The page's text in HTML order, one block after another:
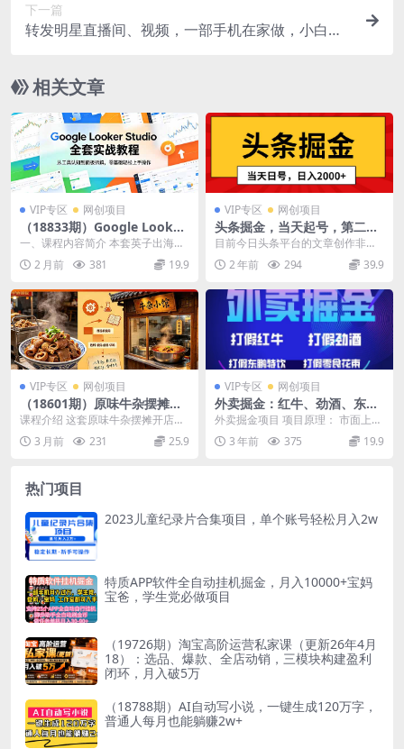
下一篇
转发明星直播间、视频，一部手机在家做，小白一
相关文章
VIP专区 网创项目
（18833期）Google Looker
Studio 全套实战教程，从工
具认知到面板拆解，零基础轻
松上手操作
一、课程内容简介 本套英子出海Go
ogle Looker Studio教程，由浅...
2 月前 381 19.9
VIP专区 网创项目
头条掘金，当天起号，第二天
见收益，日入2000+
目前今日头条平台的文章创作非常
的好做，基本普通人都能拿到一个
很好的收益，大家跟上...
2 年前 294 39.9
VIP专区 网创项目
（18601期）原味牛杂摆摊开
店全套攻略：21节技术流课程
拆解，手把手还原爆火配方
课程介绍 这套原味牛杂摆摊开店攻
略全套课堪称牛杂创业领域的”百科
全书式”教程，系...
3 月前 231 25.9
VIP专区 网创项目
外卖掘金：红牛、劲酒、东鹏
特饮、零食花束，一单收益至
少500
外卖掘金项目 项目原理： 市面上很
多商家或者饭店都在销售功能性饮
料或零食花束 比...
3 年前 375 19.9
热门项目
2023儿童纪录片合集项目，单个账号轻松月入2w
特质APP软件全自动挂机掘金，月入10000+宝妈
宝爸，学生党必做项目
（19726期）淘宝高阶运营私家课（更新26年4月
18）：选品、爆款、全店动销，三模块构建盈利
闭环，月入破5万
（18788期）AI自动写小说，一键生成120万字，
普通人每月也能躺赚2w+